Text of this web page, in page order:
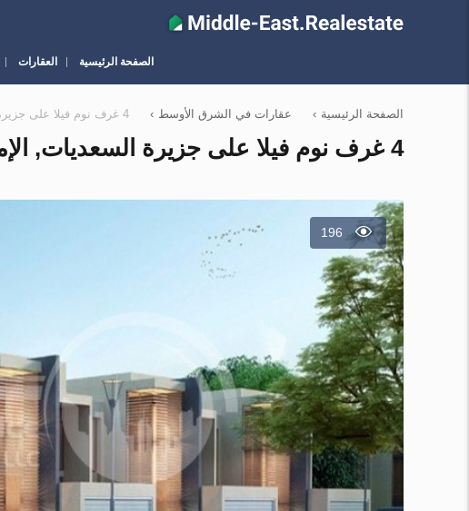
الصفحة الرئيسية العقارات
الصفحة الرئيسية › عقارات في الشرق الأوسط › 4 غرف نوم فيلا على جزيرة السعديات, الإمارات العربية المتحدة رقم 12265
4 غرف نوم فيلا على جزيرة السعديات, الإمارات العربية المتحدة رقم 12265
196